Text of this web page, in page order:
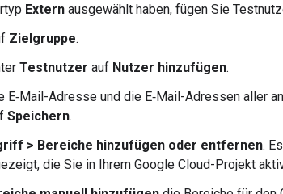
Extern ausgewählt haben, fügen Sie
Zielgruppe.
Testnutzer auf Nutzer hinzufügen.
E‑Mail-Adresse und die E‑Mail-Adressen aller
Speichern.
> Bereiche hinzufügen oder entfernen.
die Sie in Ihrem Google Cloud-Projekt